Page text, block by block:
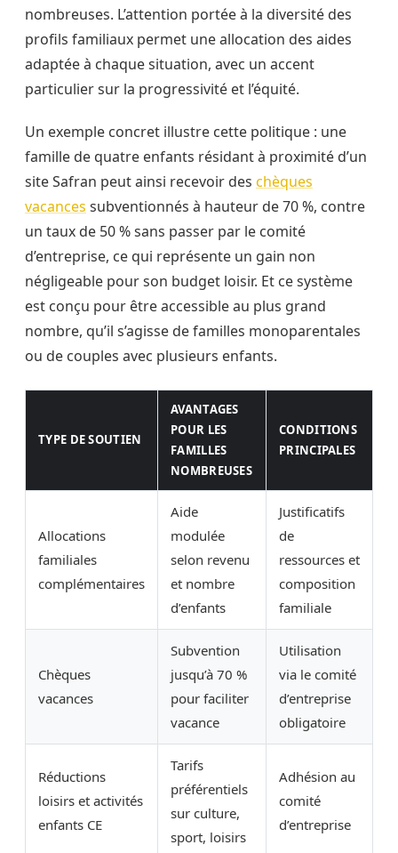
nombreuses. L’attention portée à la diversité des
profils familiaux permet une allocation des aides
adaptée à chaque situation, avec un accent
particulier sur la progressivité et l’équité.
Un exemple concret illustre cette politique : une
famille de quatre enfants résidant à proximité d’un
site Safran peut ainsi recevoir des chèques
vacances subventionnés à hauteur de 70 %, contre
un taux de 50 % sans passer par le comité
d’entreprise, ce qui représente un gain non
négligeable pour son budget loisir. Et ce système
est conçu pour être accessible au plus grand
nombre, qu’il s’agisse de familles monoparentales
ou de couples avec plusieurs enfants.
TYPE DE SOUTIEN
AVANTAGES
POUR LES
FAMILLES
NOMBREUSES
CONDITIONS
PRINCIPALES
Allocations
familiales
complémentaires
Aide
modulée
selon revenu
et nombre
d’enfants
Justificatifs
de
ressources et
composition
familiale
Chèques
vacances
Subvention
jusqu’à 70 %
pour faciliter
vacance
Utilisation
via le comité
d’entreprise
obligatoire
Réductions
loisirs et activités
enfants CE
Tarifs
préférentiels
sur culture,
sport, loisirs
Adhésion au
comité
d’entreprise